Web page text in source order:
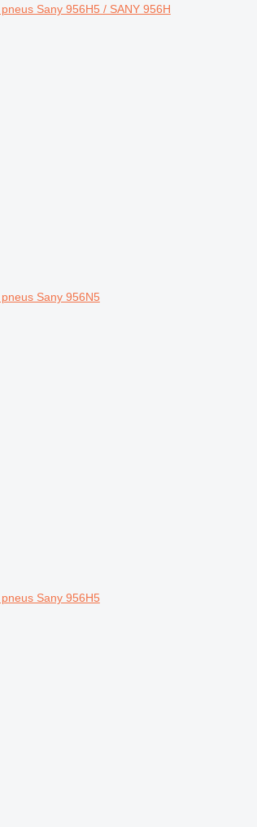
Sany 956H5 / SANY 956H
Sany 956N5
Sany 956H5